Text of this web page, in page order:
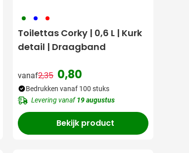
004 005 008
Toilettas Corky | 0,6 L | Kurk
detail | Draagband
vanaf
Normale prijs
2,35 0,80
Bedrukken vanaf 100 stuks
Levering vanaf19 augustus
Bekijk product